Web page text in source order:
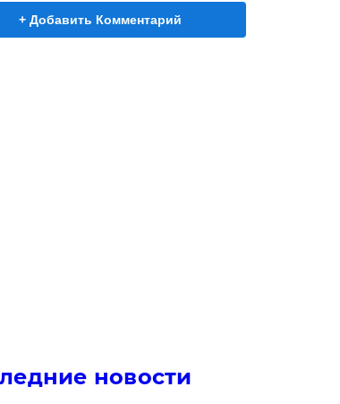
+ Добавить Комментарий
новости